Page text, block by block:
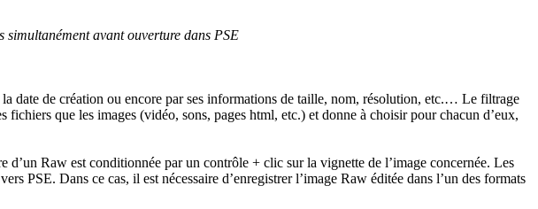
avant ouverture dans PSE
date de création ou encore par ses informations de taille, nom, résolution, etc.… Le filtrage
que les images (vidéo, sons, pages html, etc.) et donne à choisir pour chacun d’eux,
Raw est conditionnée par un contrôle + clic sur la vignette de l’image concernée. Les
PSE. Dans ce cas, il est nécessaire d’enregistrer l’image Raw éditée dans l’un des formats